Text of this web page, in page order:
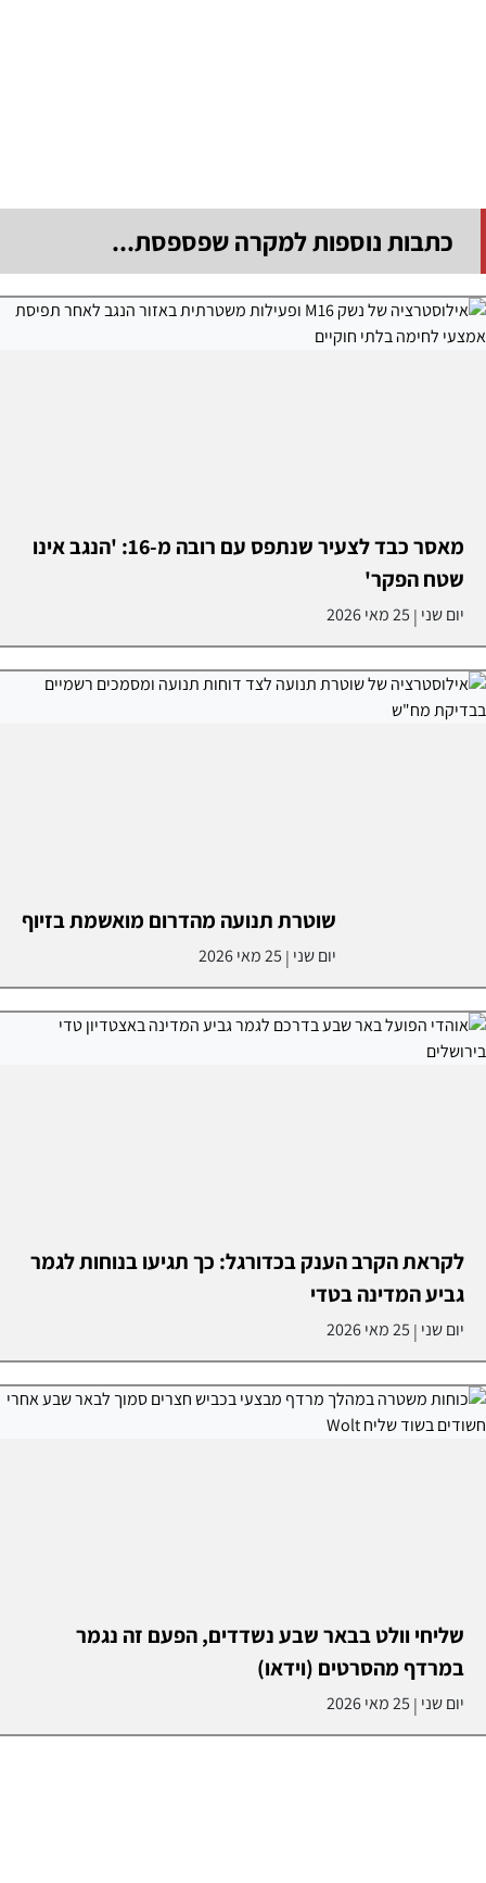
כתבות נוספות למקרה שפספסת...
מאסר כבד לצעיר שנתפס עם רובה מ-16: 'הנגב אינו
שטח הפקר'
יום שני | 25 מאי 2026
שוטרת תנועה מהדרום מואשמת בזיוף
יום שני | 25 מאי 2026
לקראת הקרב הענק בכדורגל: כך תגיעו בנוחות לגמר
גביע המדינה בטדי
יום שני | 25 מאי 2026
שליחי וולט בבאר שבע נשדדים, הפעם זה נגמר
במרדף מהסרטים (וידאו)
יום שני | 25 מאי 2026